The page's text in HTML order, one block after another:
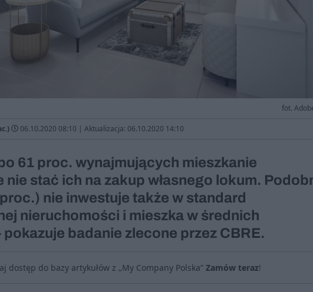
fot.
06.10.2020 08:10 | Aktualizacja: 06.10.2020 14:10
61 proc. wynajmujących mieszkanie
nie stać ich na zakup własnego lokum.
nie inwestuje także w standard
nieruchomości i mieszka w średnich
pokazuje badanie zlecone przez CBRE.
dostęp do bazy artykułów z „My Company Polska” Zamów teraz!